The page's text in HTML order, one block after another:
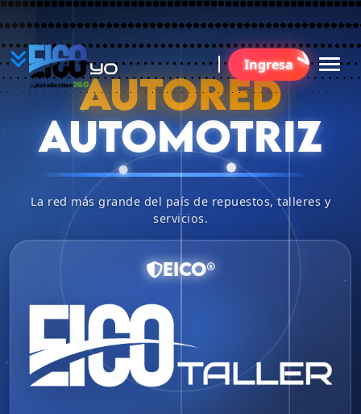
YO
BU
AutoGestion 360
Ingresa
AUTORED
AUTOMOTRIZ
La red más grande del país de repuestos, talleres y
servicios.
EICO®